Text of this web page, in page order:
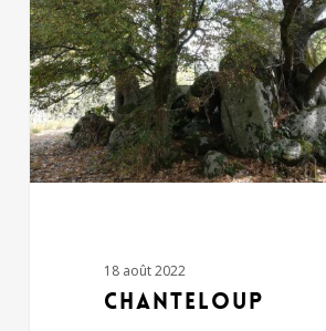
18 août 2022
CHANTELOUP